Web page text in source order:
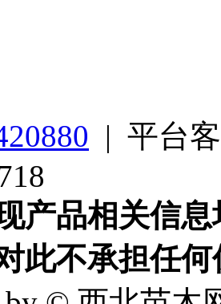
| 平台
产品相关信
此不承担任